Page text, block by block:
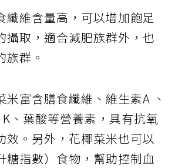
纖維含量高，可以增加飽足
攝取，適合減肥族群外，也
族群。
米富含膳食纖維、維生素A 、
、葉酸等營養素，具有抗氧
效。另外，花椰菜米也可以
糖指數）食物，幫助控制血